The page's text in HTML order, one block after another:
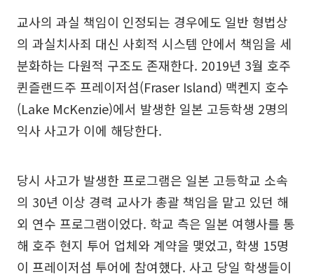
교사의 과실 책임이 인정되는 경우에도 일반 형법상
의 과실치사죄 대신 사회적 시스템 안에서 책임을 세
분화하는 다원적 구조도 존재한다. 2019년 3월 호주
퀸즐랜드주 프레이저섬(Fraser Island) 맥켄지 호수
(Lake McKenzie)에서 발생한 일본 고등학생 2명의
익사 사고가 이에 해당한다.
당시 사고가 발생한 프로그램은 일본 고등학교 소속
의 30년 이상 경력 교사가 총괄 책임을 맡고 있던 해
외 연수 프로그램이었다. 학교 측은 일본 여행사를 통
해 호주 현지 투어 업체와 계약을 맺었고, 학생 15명
이 프레이저섬 투어에 참여했다. 사고 당일 학생들이